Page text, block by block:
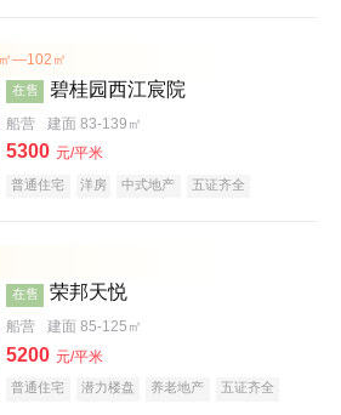
—102㎡
在售 碧桂园西江宸院
船营 建面 83-139㎡
5300 元/平米
普通住宅 洋房 中式地产 五证齐全
在售 荣邦天悦
船营 建面 85-125㎡
5200 元/平米
普通住宅 潜力楼盘 养老地产 五证齐全